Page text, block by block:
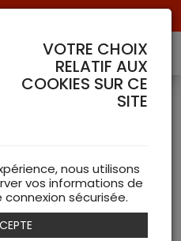
NEW
VOTRE CHOIX
RELATIF AUX
COOKIES SUR CE
SITE
nous utilisons
vos informations de
sécurisée.